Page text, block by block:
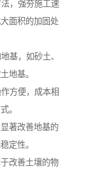
，强夯施工速
面积的加固处
基，如砂土、
地基。
方便，成本相
。
著改善地基的
定性。
改善土壤的物